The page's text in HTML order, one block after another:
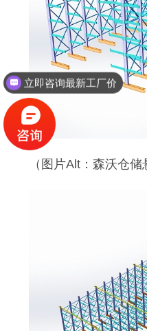
（图片Alt：森沃仓储
立即咨询最新工厂价